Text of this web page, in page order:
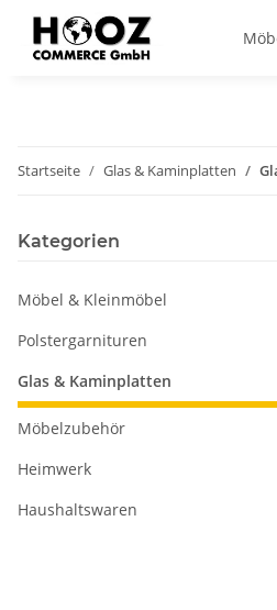
Startseite Glas & Kaminplatten
Kategorien
Möbel & Kleinmöbel
Polstergarnituren
Glas & Kaminplatten
Möbelzubehör
Heimwerk
Haushaltswaren